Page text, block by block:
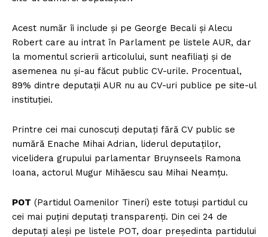
Acest număr îi include și pe George Becali și Alecu
Robert care au intrat în Parlament pe listele AUR, dar
la momentul scrierii articolului, sunt neafiliați și de
asemenea nu și-au făcut public CV-urile. Procentual,
89% dintre deputații AUR nu au CV-uri publice pe site-ul
instituției.
Printre cei mai cunoscuți deputați fără CV public se
numără Enache Mihai Adrian, liderul deputaților,
vicelidera grupului parlamentar Bruynseels Ramona
Ioana, actorul Mugur Mihăescu sau Mihai Neamțu.
POT (Partidul Oamenilor Tineri) este totuși partidul cu
cei mai puțini deputați transparenți. Din cei 24 de
deputați aleși pe listele POT, doar președinta partidului